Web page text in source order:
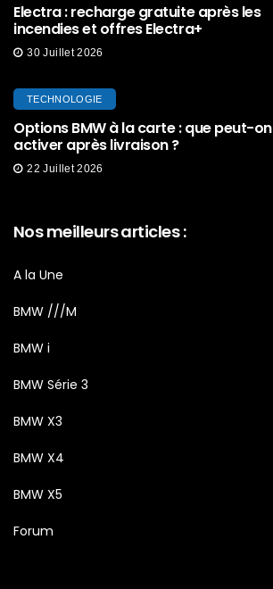
Electra : recharge gratuite après les
incendies et offres Electra+
30 Juillet 2026
TECHNOLOGIE
Options BMW à la carte : que peut-on
activer après livraison ?
22 Juillet 2026
Nos meilleurs articles :
A la Une
BMW ///M
BMW i
BMW Série 3
BMW X3
BMW X4
BMW X5
Forum